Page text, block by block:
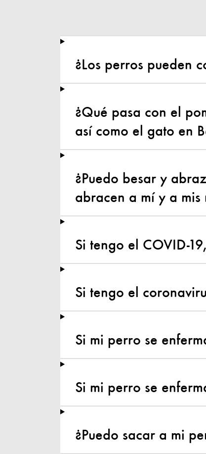
¿Los perros pueden
¿Qué pasa con el
así como el gato en
¿Puedo besar y
abracen a mí y a mis
Si tengo el COVID-
Si tengo el
Si mi perro se
Si mi perro se
¿Puedo sacar a mi